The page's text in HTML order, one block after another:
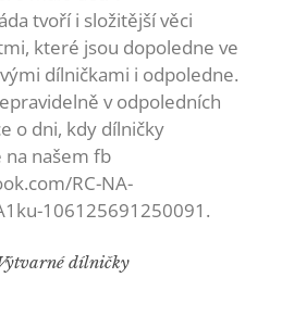
tvoří i složitější věci
které jsou dopoledne ve
dílničkami i odpoledne.
v odpoledních
o dni, kdy dílničky
našem fb
RC-NA-
106125691250091.
dílničky